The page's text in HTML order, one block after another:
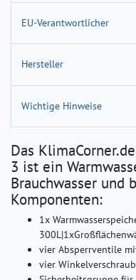
EU-Verantwortlicher
Hersteller
Wichtige Hinweise
Das
3 ist ein
Brauchwasser und
Komponenten:
1x
vier Absperrventile
vier